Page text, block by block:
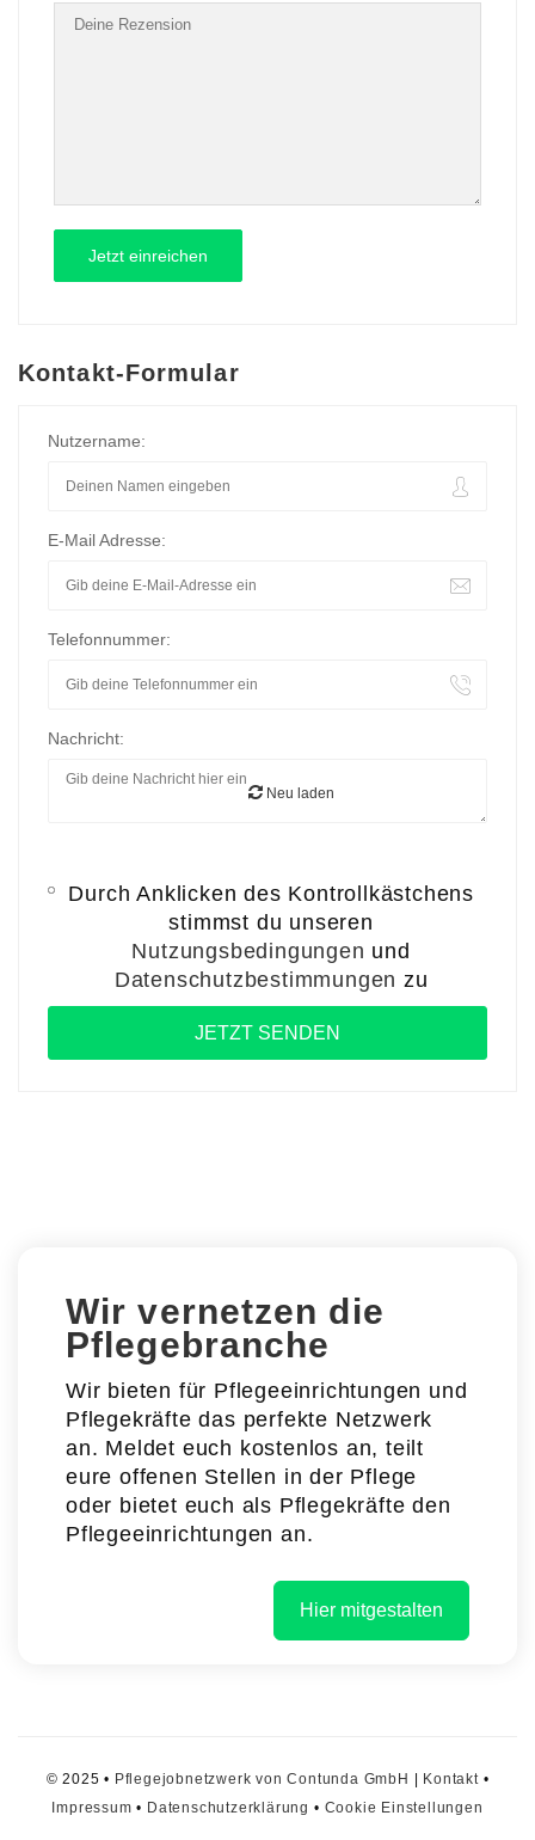
Kontakt-Formular
Nutzername:
E-Mail Adresse:
Telefonnummer:
Nachricht:
Neu laden
Durch Anklicken des Kontrollkästchens
stimmst du unseren
Nutzungsbedingungen und
Datenschutzbestimmungen zu
Wir vernetzen die
Pflegebranche
Wir bieten für Pflegeeinrichtungen und
Pflegekräfte das perfekte Netzwerk
an. Meldet euch kostenlos an, teilt
eure offenen Stellen in der Pflege
oder bietet euch als Pflegekräfte den
Pflegeeinrichtungen an.
Hier mitgestalten
© 2025 • Pflegejobnetzwerk von Contunda GmbH Kontakt•
Impressum • Datenschutzerklärung • Cookie Einstellungen